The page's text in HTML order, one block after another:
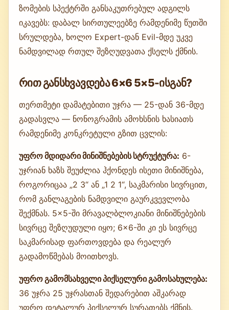
ზომების სპექტრში განსაკუთრებულ ადგილს
იკავებს: დაბალ სირთულეებზე რამდენიმე წუთში
სრულდება, ხოლო Expert-დან Evil-მდე უკვე
ნამდვილად რთულ შეზღუდვათა ქსელს ქმნის.
რით განსხვავდება 6×6 5×5-ისგან?
თერთმეტი დამატებითი უჯრა — 25-დან 36-მდე
გადასვლა — ნონოგრამის ამოხსნის ხასიათს
რამდენიმე კონკრეტული გზით ცვლის:
უფრო მდიდარი მინიშნებების სტრუქტურა: 6-
უჯრიან ხაზს შეუძლია ჰქონდეს ისეთი მინიშნება,
როგორიცაა „2 3“ ან „1 2 1“, საკმარისი სივრცით,
რომ განლაგების ნამდვილი გაურკვევლობა
შექმნას. 5×5-ში მრავალბლოკიანი მინიშნებების
სივრცე შეზღუდული იყო; 6×6-ში კი ეს სივრცე
საკმარისად ფართოვდება და რეალურ
გადამოწმებას მოითხოვს.
უფრო გამომსახველი პიქსელური გამოსახულება:
36 უჯრა 25 უჯრასთან შედარებით აშკარად
უფრო დეტალურ პიქსელურ სურათებს ქმნის.